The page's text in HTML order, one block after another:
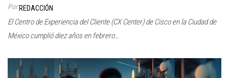
Por REDACCIÓN
El Centro de Experiencia del Cliente (CX Center) de Cisco en la Ciudad de
México cumplió diez años en febrero…